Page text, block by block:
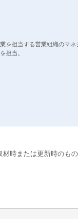
を担当する営業組織のマ
担当。
時または更新時のもの